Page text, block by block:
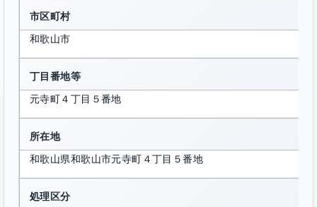
市区町村
和歌山市
丁目番地等
元寺町４丁目５番地
所在地
和歌山県和歌山市元寺町４丁目５番地
処理区分